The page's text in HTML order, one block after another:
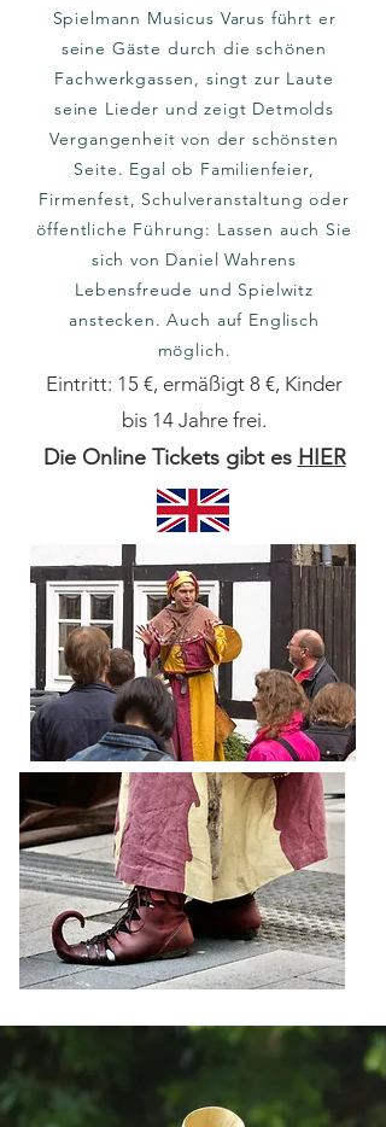
Spielmann Musicus Varus führt er
seine Gäste durch die schönen
Fachwerkgassen, singt zur Laute
seine Lieder und zeigt Detmolds
Vergangenheit von der schönsten
Seite. Egal ob Familienfeier,
Firmenfest, Schulveranstaltung oder
öffentliche Führung: Lassen auch Sie
sich von Daniel Wahrens
Lebensfreude und Spielwitz
anstecken. Auch auf Englisch
möglich.
Eintritt: 15 €, ermäßigt 8 €, Kinder
bis 14 Jahre frei.
Die Online Tickets gibt es HIER